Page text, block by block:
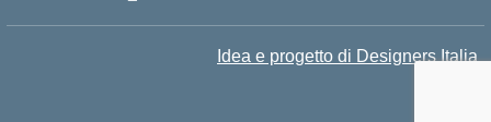
Idea e progetto di Designers Italia